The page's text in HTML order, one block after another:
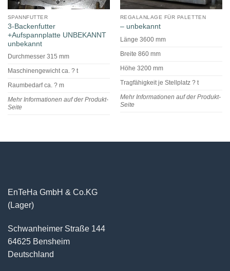
SPANNFUTTER
3-Backenfutter
+Aufspannplatte UNBEKANNT
unbekannt
Durchmesser 315 mm
Maschinengewicht ca. ? t
Raumbedarf ca. ? m
Mehr Informationen auf der Produkt-
Seite
REGALANLAGE FÜR PALETTEN
– unbekannt
Länge 3600 mm
Breite 860 mm
Höhe 3200 mm
Tragfähigkeit je Stellplatz ? t
Mehr Informationen auf der Produkt-
Seite
EnTeHa GmbH & Co.KG
(Lager)
Schwanheimer Straße 144
64625 Bensheim
Deutschland